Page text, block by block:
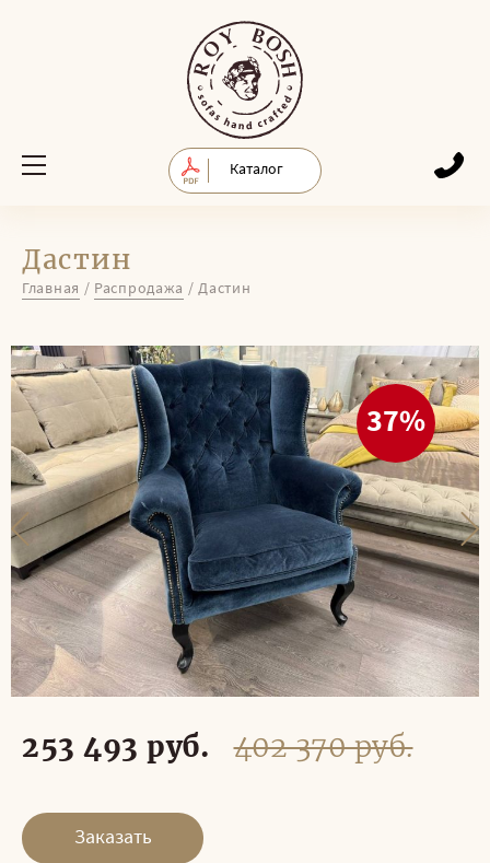
Каталог
Дастин
Главная / Распродажа / Дастин
37%
253 493 руб. 402 370 руб.
Заказать